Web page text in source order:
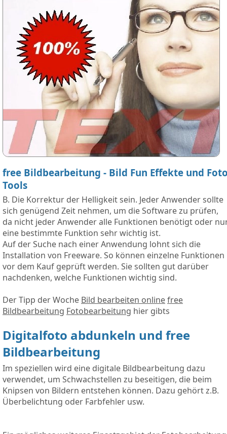
free Bildbearbeitung - Bild Fun Effekte und
Tools
B. Die Korrektur der Helligkeit sein. Jeder Anwender sollte
sich genügend Zeit nehmen, um die Software zu prüfen,
da nicht jeder Anwender alle Funktionen benötigt oder
eine bestimmte Funktion sehr wichtig ist.
Auf der Suche nach einer Anwendung lohnt sich die
Installation von Freeware. So können einzelne Funktionen
vor dem Kauf geprüft werden. Sie sollten gut darüber
nachdenken, welche Funktionen wichtig sind.
Der Tipp der Woche Bild bearbeiten onlinefree
Bildbearbeitung Fotobearbeitung hier gibts
Digitalfoto abdunkeln und free
Bildbearbeitung
Im speziellen wird eine digitale Bildbearbeitung dazu
verwendet, um Schwachstellen zu beseitigen, die beim
Knipsen von Bildern entstehen können. Dazu gehört z.B.
Überbelichtung oder Farbfehler usw.